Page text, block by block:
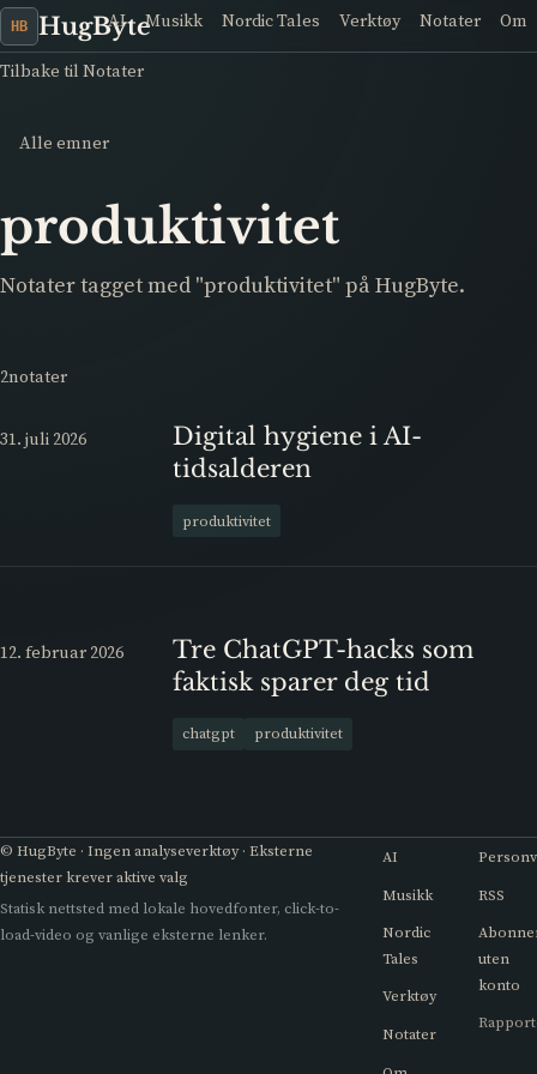
HB HugByte
AI Musikk Nordic Tales Verktøy Notater Om
Tilbake til Notater
Alle emner
produktivitet
Notater tagget med "produktivitet" på HugByte.
2notater
31. juli 2026
Digital hygiene i AI-
tidsalderen
produktivitet
12. februar 2026
Tre ChatGPT-hacks som
faktisk sparer deg tid
chatgpt produktivitet
© HugByte · Ingen analyseverktøy · Eksterne
tjenester krever aktive valg
Statisk nettsted med lokale hovedfonter, click-to-
load-video og vanlige eksterne lenker.
AI
Musikk
Nordic
Tales
Verktøy
Notater
RSS
uten
konto